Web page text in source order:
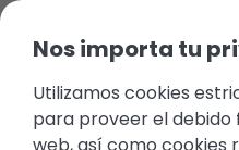
Nos importa tu
Utilizamos cookies
para proveer el debido